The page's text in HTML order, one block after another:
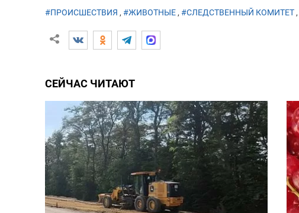
#ПРОИСШЕСТВИЯ , #ЖИВОТНЫЕ, #СЛЕДСТВЕННЫЙ КОМИТЕТ,
СЕЙЧАС ЧИТАЮТ